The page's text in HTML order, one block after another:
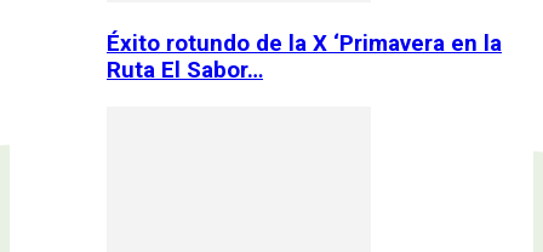
Éxito rotundo de la X ‘Primavera en la
Ruta El Sabor…